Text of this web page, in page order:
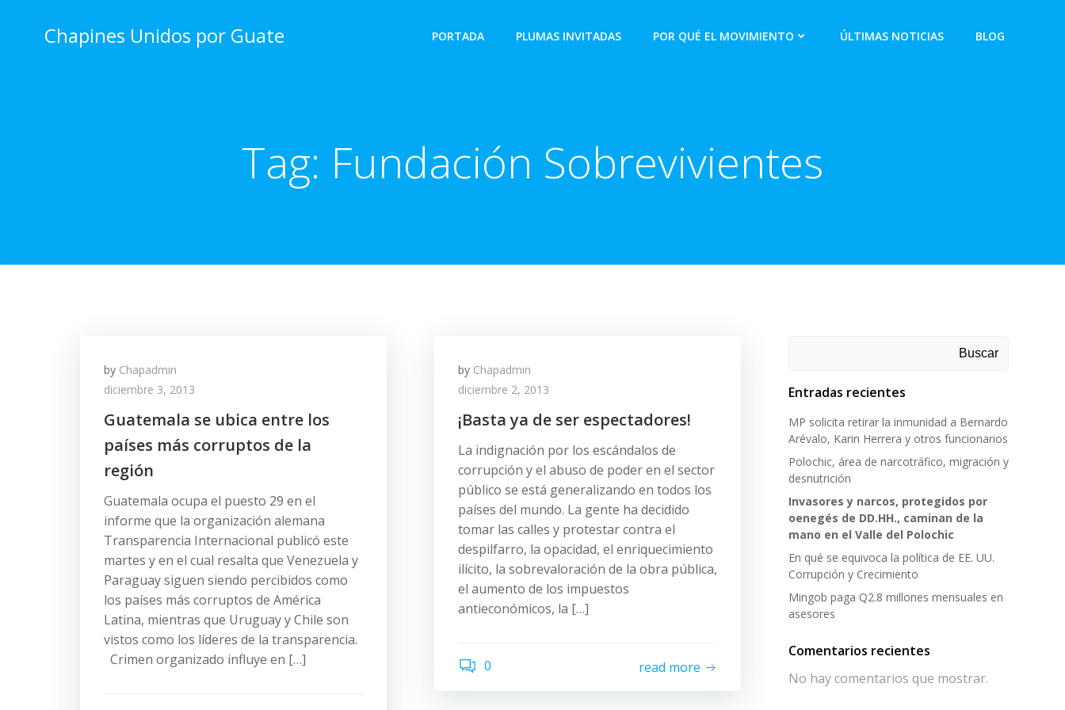
Chapines Unidos por Guate PORTADA PLUMAS INVITADAS POR QUÉ EL MOVIMIENTO ÚLTIMAS NOTICIAS BLOG
Tag: Fundación Sobrevivientes
by Chapadmin
diciembre 3, 2013
Guatemala se ubica entre los
países más corruptos de la
región
Guatemala ocupa el puesto 29 en el
informe que la organización alemana
Transparencia Internacional publicó este
martes y en el cual resalta que Venezuela y
Paraguay siguen siendo percibidos como
los países más corruptos de América
Latina, mientras que Uruguay y Chile son
vistos como los líderes de la transparencia.
Crimen organizado influye en […]
by Chapadmin
diciembre 2, 2013
¡Basta ya de ser espectadores!
La indignación por los escándalos de
corrupción y el abuso de poder en el sector
público se está generalizando en todos los
países del mundo. La gente ha decidido
tomar las calles y protestar contra el
despilfarro, la opacidad, el enriquecimiento
ilícito, la sobrevaloración de la obra pública,
el aumento de los impuestos
antieconómicos, la […]
0 read more
Buscar
Entradas recientes
MP solicita retirar la inmunidad a Bernardo
Arévalo, Karin Herrera y otros funcionarios
Polochic, área de narcotráfico, migración y
desnutrición
Invasores y narcos, protegidos por
oenegés de DD.HH., caminan de la
mano en el Valle del Polochic
En qué se equivoca la política de EE. UU.
Corrupción y Crecimiento
Mingob paga Q2.8 millones mensuales en
asesores
Comentarios recientes
No hay comentarios que mostrar.